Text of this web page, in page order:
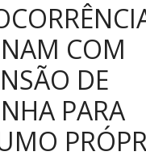
COM
DE
PARA